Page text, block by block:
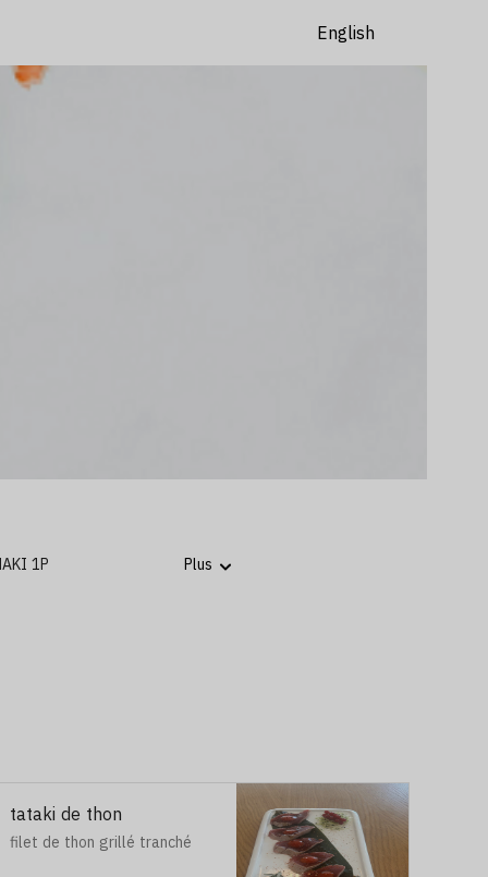
1P
tataki de thon
filet de thon grillé tranché